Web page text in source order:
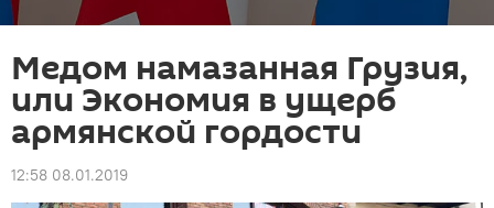
Медом намазанная Грузия,
или Экономия в ущерб
армянской гордости
12:58 08.01.2019